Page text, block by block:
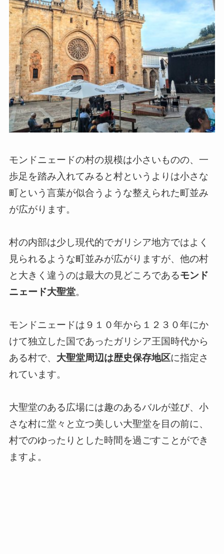
モンドニェードの村の規模は小さいものの、一
歩足を踏み入れてみると村というよりは小さな
町という言葉が似合うような整えられた町並み
が広がります。
村の内部は少し現代的でガリシア地方ではよく
見られるような町並みが広がりますが、他の村
と大きく違うのは最大の見どころであるモンド
ニェード大聖堂。
モンドニェードは９１０年から１２３０年にか
けて独立した国であったガリシア王国時代から
ある村で、 大聖堂周辺は歴史保存地区に指定さ
れています。
大聖堂のある広場には趣のあるバルが並び、小
さな村に堂々と立つ美しい大聖堂を目の前に、
村でのゆったりとした時間を過ごすことができ
ますよ。